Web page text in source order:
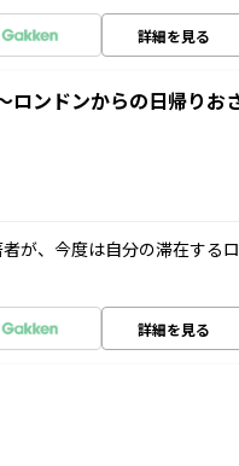
詳細を見る
ロンドンからの日帰りお
が、今度は自分の滞在するロ
詳細を見る